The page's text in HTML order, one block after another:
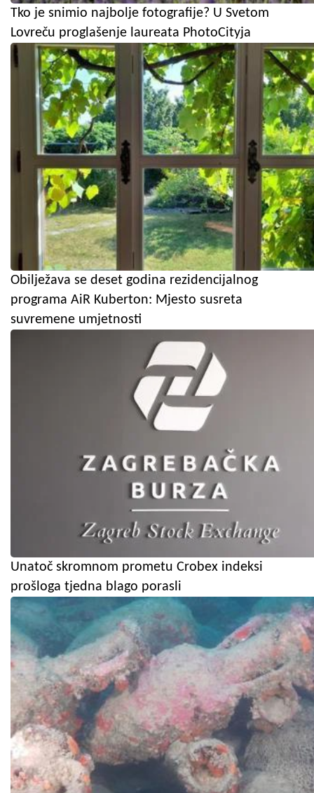
Tko je snimio najbolje fotografije? U Svetom
Lovreču proglašenje laureata PhotoCityja
Obilježava se deset godina rezidencijalnog
programa AiR Kuberton: Mjesto susreta
suvremene umjetnosti
Unatoč skromnom prometu Crobex indeksi
prošloga tjedna blago porasli